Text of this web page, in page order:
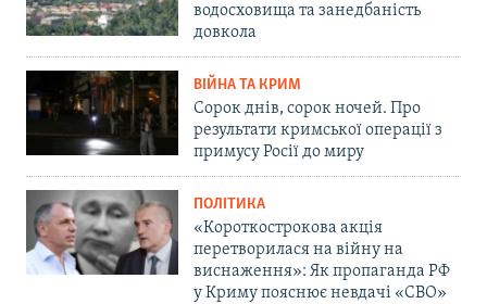
водосховища та занедбаність
довкола
ВІЙНА ТА КРИМ
Сорок днів, сорок ночей. Про
результати кримської операції з
примусу Росії до миру
ПОЛІТИКА
«Короткострокова акція
перетворилася на війну на
виснаження»: Як пропаганда РФ
у Криму пояснює невдачі «СВО»